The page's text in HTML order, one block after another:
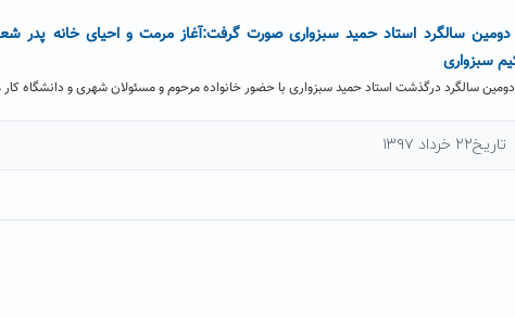
دومین سالگرد استاد حمید سبزواری صورت گرفت:آغاز مرمت و احیای خانه پدر
سبزواری
سالگرد درگذشت استاد حمید سبزواری با حضور خانواده مرحوم و مسئولان شهری و دانشگاه
تاریخ۲۲ خرداد ۱۳۹۷